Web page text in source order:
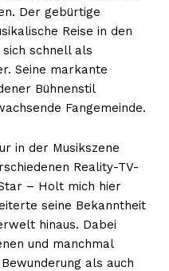
Der gebürtige
Reise in den
schnell als
Seine markante
Bühnenstil
Fangemeinde.
in der Musikszene
Reality-TV-
– Holt mich hier
seine Bekanntheit
hinaus. Dabei
und manchmal
als auch